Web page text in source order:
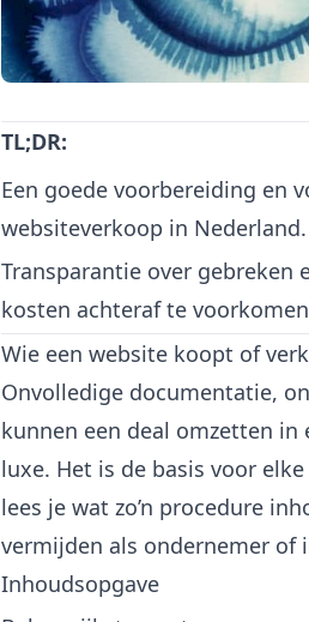
TL;DR:
Een goede voorbereiding en
websiteverkoop in Nederland.
Transparantie over gebreken
kosten achteraf te
Wie een website koopt of
Onvolledige documentatie,
kunnen een deal omzetten in
luxe. Het is de basis voor
lees je wat zo’n procedure
vermijden als ondernemer of
Inhoudsopgave